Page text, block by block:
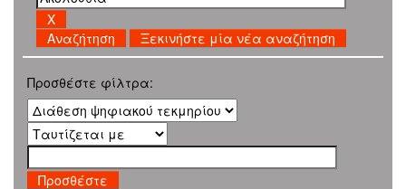
Ξεκινήστε μία νέα αναζήτηση
Προσθέστε φίλτρα: